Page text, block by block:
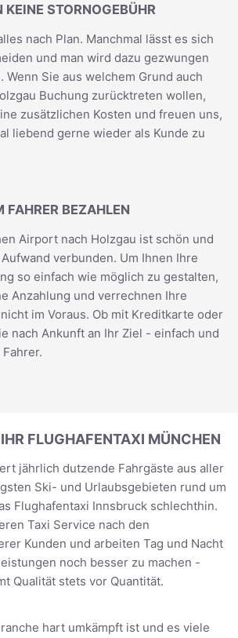
KEINE STORNOGEBÜHR
nach Plan. Manchmal lässt es sich
und man wird dazu gezwungen
Wenn Sie aus welchem Grund auch
Buchung zurücktreten wollen,
zusätzlichen Kosten und freuen uns,
liebend gerne wieder als Kunde zu
FAHRER BEZAHLEN
Airport nach Holzgau ist schön und
verbunden. Um Ihnen Ihre
so einfach wie möglich zu gestalten,
Anzahlung und verrechnen Ihre
im Voraus. Ob mit Kreditkarte oder
nach Ankunft an Ihr Ziel - einfach und
FLUGHAFENTAXI MÜNCHEN
jährlich dutzende Fahrgäste aus aller
Ski- und Urlaubsgebieten rund um
Flughafentaxi Innsbruck schlechthin.
Taxi Service nach den
Kunden und arbeiten Tag und Nacht
noch besser zu machen -
Qualität stets vor Quantität.
hart umkämpft ist und es viele